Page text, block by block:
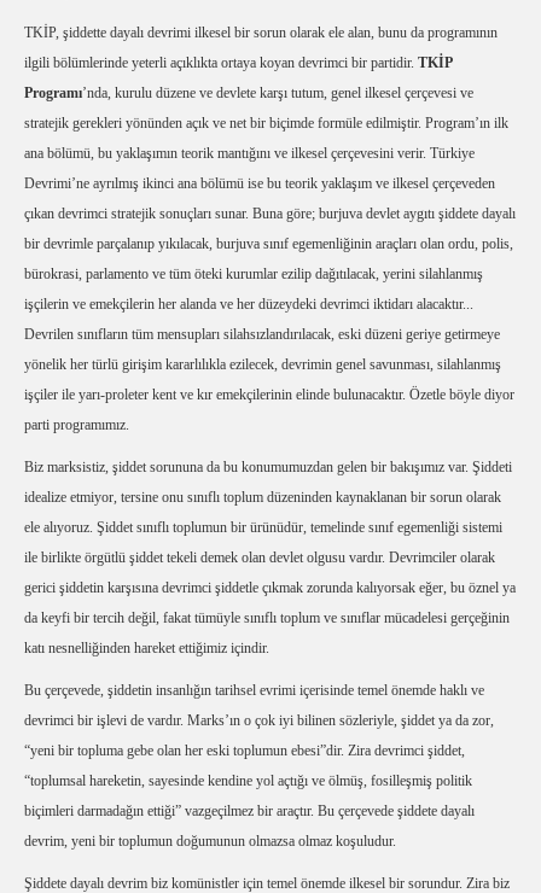
TKİP, şiddette dayalı devrimi ilkesel bir sorun olarak ele alan, bunu da programının
ilgili bölümlerinde yeterli açıklıkta ortaya koyan devrimci bir partidir. TKİP
Programı’nda, kurulu düzene ve devlete karşı tutum, genel ilkesel çerçevesi ve
stratejik gerekleri yönünden açık ve net bir biçimde formüle edilmiştir. Program’ın ilk
ana bölümü, bu yaklaşımın teorik mantığını ve ilkesel çerçevesini verir. Türkiye
Devrimi’ne ayrılmış ikinci ana bölümü ise bu teorik yaklaşım ve ilkesel çerçeveden
çıkan devrimci stratejik sonuçları sunar. Buna göre; burjuva devlet aygıtı şiddete dayalı
bir devrimle parçalanıp yıkılacak, burjuva sınıf egemenliğinin araçları olan ordu, polis,
bürokrasi, parlamento ve tüm öteki kurumlar ezilip dağıtılacak, yerini silahlanmış
işçilerin ve emekçilerin her alanda ve her düzeydeki devrimci iktidarı alacaktır...
Devrilen sınıfların tüm mensupları silahsızlandırılacak, eski düzeni geriye getirmeye
yönelik her türlü girişim kararlılıkla ezilecek, devrimin genel savunması, silahlanmış
işçiler ile yarı-proleter kent ve kır emekçilerinin elinde bulunacaktır. Özetle böyle diyor
parti programımız.
Biz marksistiz, şiddet sorununa da bu konumumuzdan gelen bir bakışımız var. Şiddeti
idealize etmiyor, tersine onu sınıflı toplum düzeninden kaynaklanan bir sorun olarak
ele alıyoruz. Şiddet sınıflı toplumun bir ürünüdür, temelinde sınıf egemenliği sistemi
ile birlikte örgütlü şiddet tekeli demek olan devlet olgusu vardır. Devrimciler olarak
gerici şiddetin karşısına devrimci şiddetle çıkmak zorunda kalıyorsak eğer, bu öznel ya
da keyfi bir tercih değil, fakat tümüyle sınıflı toplum ve sınıflar mücadelesi gerçeğinin
katı nesnelliğinden hareket ettiğimiz içindir.
Bu çerçevede, şiddetin insanlığın tarihsel evrimi içerisinde temel önemde haklı ve
devrimci bir işlevi de vardır. Marks’ın o çok iyi bilinen sözleriyle, şiddet ya da zor,
“yeni bir topluma gebe olan her eski toplumun ebesi”dir. Zira devrimci şiddet,
“toplumsal hareketin, sayesinde kendine yol açtığı ve ölmüş, fosilleşmiş politik
biçimleri darmadağın ettiği” vazgeçilmez bir araçtır. Bu çerçevede şiddete dayalı
devrim, yeni bir toplumun doğumunun olmazsa olmaz koşuludur.
Şiddete dayalı devrim biz komünistler için temel önemde ilkesel bir sorundur. Zira biz